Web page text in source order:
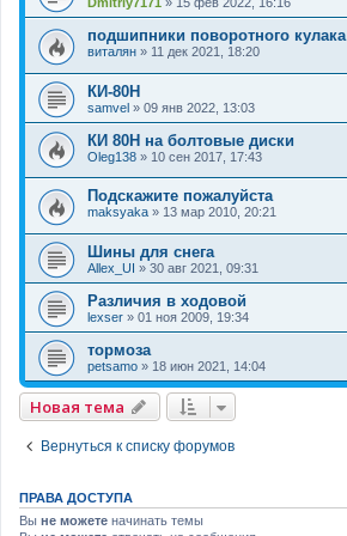
подшипники поворотного кулака
виталян » 11 дек 2021, 18:20
КИ-80Н
samvel » 09 янв 2022, 13:03
КИ 80Н на болтовые диски
Oleg138 » 10 сен 2017, 17:43
Подскажите пожалуйста
maksyaka » 13 мар 2010, 20:21
Шины для снега
Allex_UI » 30 авг 2021, 09:31
Различия в ходовой
lexser » 01 ноя 2009, 19:34
тормоза
petsamo » 18 июн 2021, 14:04
Новая тема
Вернуться к списку форумов
ПРАВА ДОСТУПА
Вы не можете начинать темы